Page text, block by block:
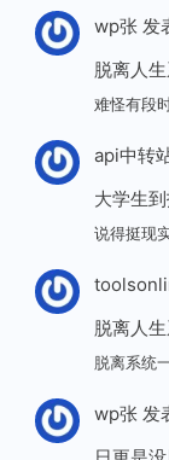
wp张发
脱离人
难怪有段
api中转
大学生
说得挺现
脱离人
脱离系统
wp张发